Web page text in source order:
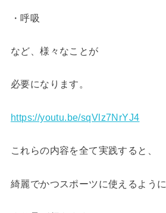
・呼吸
など、様々なことが
必要になります。
https://youtu.be/sqVlz7NrYJ4
これらの内容を全て実践すると、
綺麗でかつスポーツに使えるように